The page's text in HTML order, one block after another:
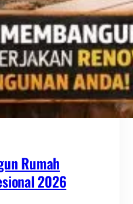
Rumah
2026